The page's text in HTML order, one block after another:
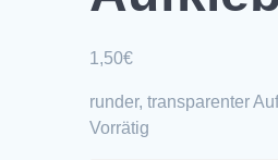
1,50€
runder, transparenter
Vorrätig